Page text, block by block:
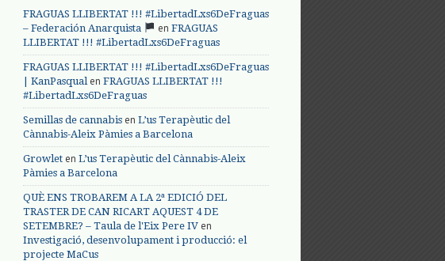
FRAGUAS LLIBERTAT !!! #LibertadLxs6DeFraguas
– Federación Anarquista
en FRAGUAS
LLIBERTAT !!! #LibertadLxs6DeFraguas
FRAGUAS LLIBERTAT !!! #LibertadLxs6DeFraguas
| KanPasqualen FRAGUAS LLIBERTAT !!!
#LibertadLxs6DeFraguas
Semillas de cannabis en L’us Terapèutic del
Cànnabis-Aleix Pàmies a Barcelona
Growlet en L’us Terapèutic del Cànnabis-Aleix
Pàmies a Barcelona
QUÈ ENS TROBAREM A LA 2ª EDICIÓ DEL
TRASTER DE CAN RICART AQUEST 4 DE
SETEMBRE? – Taula de l'Eix Pere IV en
Investigació, desenvolupament i producció: el
projecte MaCus